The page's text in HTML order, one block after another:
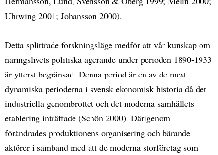
Uhrwing 2001; Johansson 2000).
Detta splittrade forskningsläge medför att vår kunskap om
näringslivets politiska agerande under perioden 1890-1933
är ytterst begränsad. Denna period är en av de mest
dynamiska perioderna i svensk ekonomisk historia då det
industriella genombrottet och det moderna samhällets
etablering inträffade (Schön 2000). Därigenom
förändrades produktionens organisering och bärande
aktörer i samband med att de moderna storföretag som